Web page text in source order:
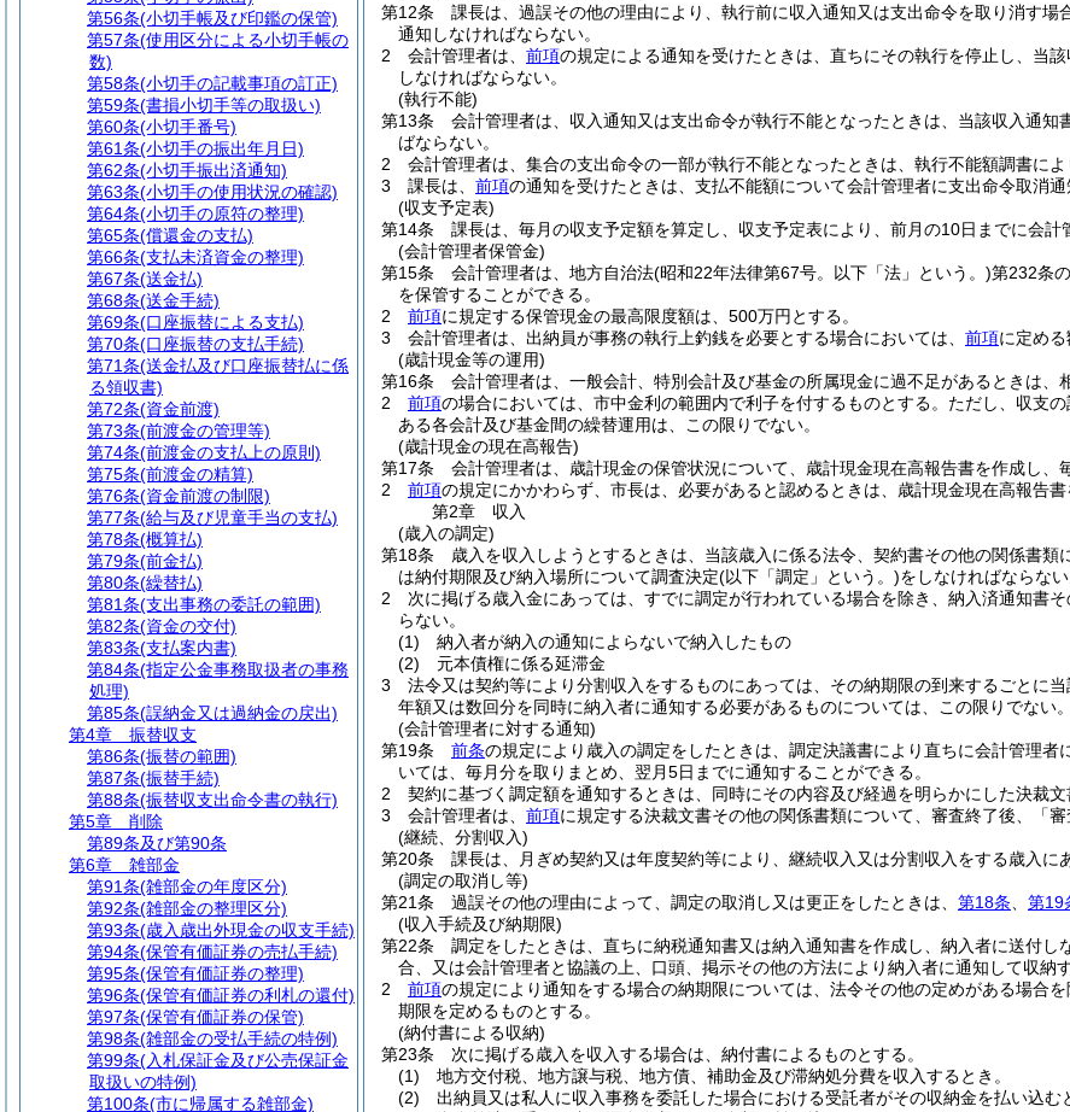
第12条
課長は、過誤その他の理由により、執行前に収入通知又は支出命令を取り消す場
通知しなければならない。
2
会計管理者は、 前項の規定による通知を受けたときは、直ちにその執行を停止し、当
しなければならない。
(執行不能)
第13条
会計管理者は、収入通知又は支出命令が執行不能となったときは、当該収入通
ばならない。
2
会計管理者は、集合の支出命令の一部が執行不能となったときは、執行不能額調書によ
3
課長は、 前項の通知を受けたときは、支払不能額について会計管理者に支出命令取消通
(収支予定表)
第14条
課長は、毎月の収支予定額を算定し、収支予定表により、前月の10日までに会計
(会計管理者保管金)
第15条
会計管理者は、地方自治法(昭和22年法律第67号。以下「法」という。)第232条
を保管することができる。
2
前項に規定する保管現金の最高限度額は、500万円とする。
3
会計管理者は、出納員が事務の執行上釣銭を必要とする場合においては、 前項に定め
(歳計現金等の運用)
第16条
会計管理者は、一般会計、特別会計及び基金の所属現金に過不足があるときは、
2
前項の場合においては、市中金利の範囲内で利子を付するものとする。 ただし、収支
ある各会計及び基金間の繰替運用は、この限りでない。
(歳計現金の現在高報告)
第17条
会計管理者は、歳計現金の保管状況について、歳計現金現在高報告書を作成し、
2
前項の規定にかかわらず、市長は、必要があると認めるときは、歳計現金現在高報告書
第2章
収入
(歳入の調定)
第18条
歳入を収入しようとするときは、当該歳入に係る法令、契約書その他の関係書
は納付期限及び納入場所について調査決定(以下「調定」という。)をしなければならない
2
次に掲げる歳入金にあっては、すでに調定が行われている場合を除き、納入済通知書そ
らない。
(1)
納入者が納入の通知によらないで納入したもの
(2)
元本債権に係る延滞金
3
法令又は契約等により分割収入をするものにあっては、その納期限の到来するごとに
年額又は数回分を同時に納入者に通知する必要があるものについては、この限りでない。
(会計管理者に対する通知)
第19条
前条の規定により歳入の調定をしたときは、調定決議書により直ちに会計管理者
いては、毎月分を取りまとめ、翌月5日までに通知することができる。
2
契約に基づく調定額を通知するときは、同時にその内容及び経過を明らかにした決裁
3
会計管理者は、 前項に規定する決裁文書その他の関係書類について、審査終了後、「
(継続、分割収入)
第20条
課長は、月ぎめ契約又は年度契約等により、継続収入又は分割収入をする歳入に
(調定の取消し等)
第21条
過誤その他の理由によって、調定の取消し又は更正をしたときは、 第18条 第19
(収入手続及び納期限)
第22条
調定をしたときは、直ちに納税通知書又は納入通知書を作成し、納入者に送付し
合、又は会計管理者と協議の上、口頭、掲示その他の方法により納入者に通知して収納
2
前項の規定により通知をする場合の納期限については、法令その他の定めがある場合
期限を定めるものとする。
(納付書による収納)
第23条
次に掲げる歳入を収入する場合は、納付書によるものとする。
(1)
地方交付税、地方譲与税、地方債、補助金及び滞納処分費を収入するとき。
(2)
出納員又は私人に収入事務を委託した場合における受託者がその収納金を払い込む
第56条(小切手帳及び印鑑の保管)
第57条(使用区分による小切手帳の
数)
第58条(小切手の記載事項の訂正)
第59条(書損小切手等の取扱い)
第60条(小切手番号)
第61条(小切手の振出年月日)
第62条(小切手振出済通知)
第63条(小切手の使用状況の確認)
第64条(小切手の原符の整理)
第65条(償還金の支払)
第66条(支払未済資金の整理)
第67条(送金払)
第68条(送金手続)
第69条(口座振替による支払)
第70条(口座振替の支払手続)
第71条(送金払及び口座振替払に係
る領収書)
第72条(資金前渡)
第73条(前渡金の管理等)
第74条(前渡金の支払上の原則)
第75条(前渡金の精算)
第76条(資金前渡の制限)
第77条(給与及び児童手当の支払)
第78条(概算払)
第79条(前金払)
第80条(繰替払)
第81条(支出事務の委託の範囲)
第82条(資金の交付)
第83条(支払案内書)
第84条(指定公金事務取扱者の事務
処理)
第85条(誤納金又は過納金の戻出)
第4章
振替収支
第86条(振替の範囲)
第87条(振替手続)
第88条(振替収支出命令書の執行)
第5章
削除
第89条及び第90条
第6章
雑部金
第91条(雑部金の年度区分)
第92条(雑部金の整理区分)
第93条(歳入歳出外現金の収支手続)
第94条(保管有価証券の売払手続)
第95条(保管有価証券の整理)
第96条(保管有価証券の利札の還付)
第97条(保管有価証券の保管)
第98条(雑部金の受払手続の特例)
第99条(入札保証金及び公売保証金
取扱いの特例)
第100条(市に帰属する雑部金)